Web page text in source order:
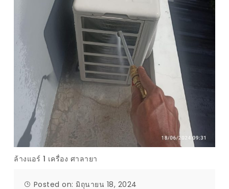
ล้างแอร์ 1 เครื่อง ศาลายา
Posted on: มิถุนายน 18, 2024